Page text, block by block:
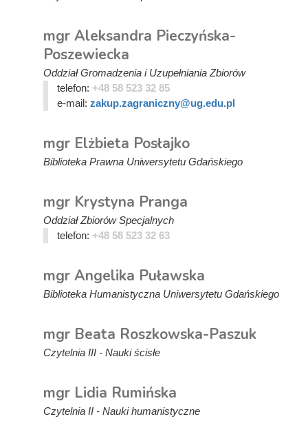
mgr Aleksandra Pieczyńska-
Poszewiecka
Oddział Gromadzenia i Uzupełniania Zbiorów
telefon: +48 58 523 32 85
e-mail: zakup.zagraniczny@ug.edu.pl
mgr Elżbieta Posłajko
Biblioteka Prawna Uniwersytetu Gdańskiego
mgr Krystyna Pranga
Oddział Zbiorów Specjalnych
telefon: +48 58 523 32 63
mgr Angelika Puławska
Biblioteka Humanistyczna Uniwersytetu Gdańskiego
mgr Beata Roszkowska-Paszuk
Czytelnia III - Nauki ścisłe
mgr Lidia Rumińska
Czytelnia II - Nauki humanistyczne